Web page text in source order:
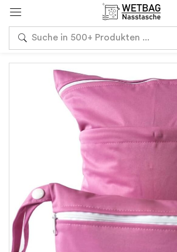
Sign in
Remember me
Log in
Create an account